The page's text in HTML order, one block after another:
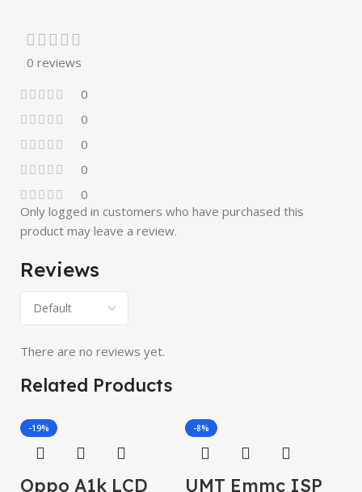
0 reviews
0
0
0
0
0
Reviews
There are no reviews yet.
Only logged in customers who have purchased this
product may leave a review.
Related Products
-19%
Oppo A1k LCD
-8%
UMT Emmc ISP